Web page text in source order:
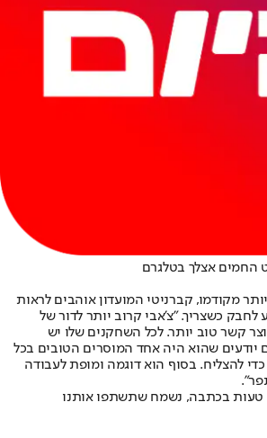
החמים אצלך בטלגרם
מקודמו, קברניטי המועדון אוהבים לראות
כשצריך. "צ'אבי קרוב יותר לדור של
קשר טוב יותר. לכל השחקנים שלו יש
יודעים שהוא היה אחד המוסרים הטובים בכל
להצליח. בסוף הוא דוגמה ומופת לעבודה
טעות בכתבה, נשמח שתשתפו אותנו